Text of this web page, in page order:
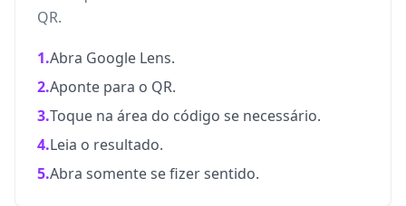
QR.
1.Abra Google Lens.
2.Aponte para o QR.
3.Toque na área do código se necessário.
4.Leia o resultado.
5.Abra somente se fizer sentido.